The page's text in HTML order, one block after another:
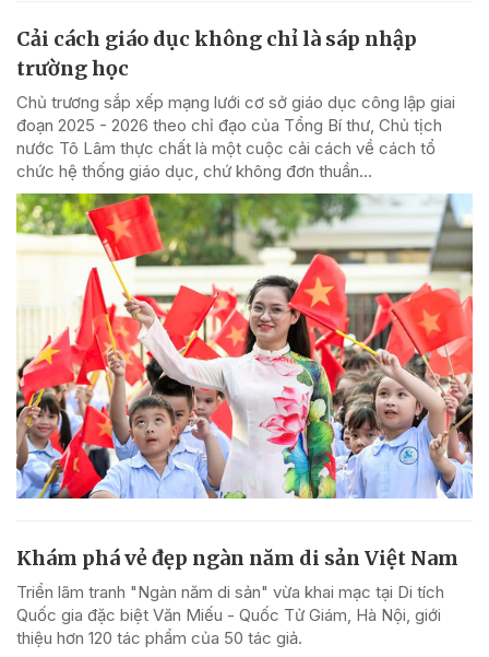
Cải cách giáo dục không chỉ là sáp nhập
trường học
Chủ trương sắp xếp mạng lưới cơ sở giáo dục công lập giai
đoạn 2025 - 2026 theo chỉ đạo của Tổng Bí thư, Chủ tịch
nước Tô Lâm thực chất là một cuộc cải cách về cách tổ
chức hệ thống giáo dục, chứ không đơn thuần...
Khám phá vẻ đẹp ngàn năm di sản Việt Nam
Triển lãm tranh "Ngàn năm di sản" vừa khai mạc tại Di tích
Quốc gia đặc biệt Văn Miếu - Quốc Tử Giám, Hà Nội, giới
thiệu hơn 120 tác phẩm của 50 tác giả.